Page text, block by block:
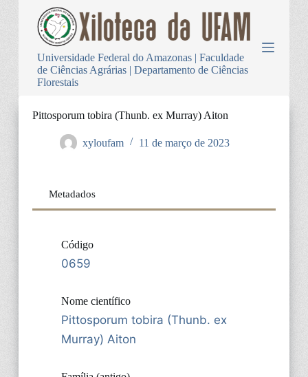
Universidade Federal do Amazonas | Faculdade
de Ciências Agrárias | Departamento de Ciências
Florestais
Pittosporum tobira (Thunb. ex Murray) Aiton
xyloufam 11 de março de 2023
Metadados
Código
0659
Nome científico
Pittosporum tobira (Thunb. ex
Murray) Aiton